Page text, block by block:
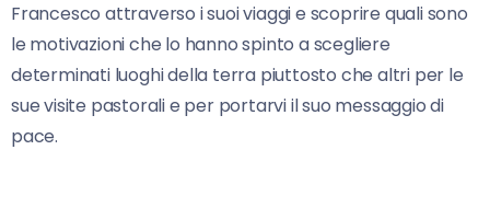
Francesco attraverso i suoi viaggi e scoprire quali sono
le motivazioni che lo hanno spinto a scegliere
determinati luoghi della terra piuttosto che altri per le
sue visite pastorali e per portarvi il suo messaggio di
pace.